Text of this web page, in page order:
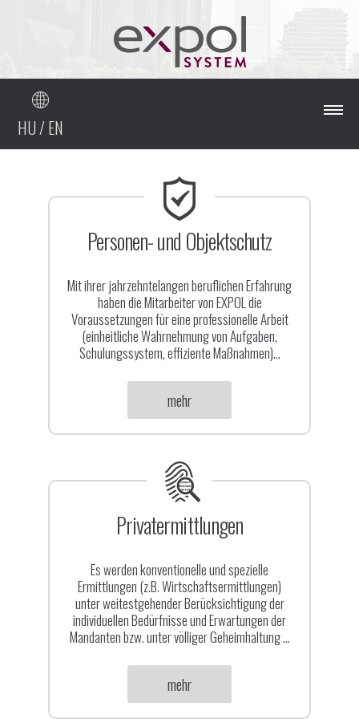
Hauptseite
Über uns
Referenzen
HU/EN
Personen- und Objektschutz
Mit ihrer jahrzehntelangen beruflichen Erfahrung
haben die Mitarbeiter von EXPOL die
Voraussetzungen für eine professionelle Arbeit
(einheitliche Wahrnehmung von Aufgaben,
Schulungssystem, effiziente Maßnahmen)...
mehr
Privatermittlungen
Es werden konventionelle und spezielle
Ermittlungen (z.B. Wirtschaftsermittlungen)
unter weitestgehender Berücksichtigung der
individuellen Bedürfnisse und Erwartungen der
Mandanten bzw. unter völliger Geheimhaltung ...
mehr